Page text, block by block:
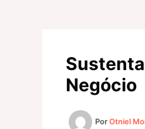
Negócio
PorOtniel